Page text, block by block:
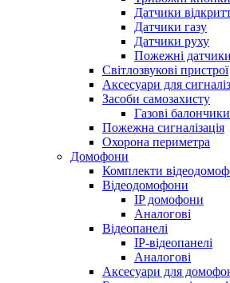
Датчики
Датчики газу
Датчики руху
Пожежні датчики
Світлозвукові пристрої
Аксесуари для
Засоби самозахисту
Газові балончики
Пожежна сигналізація
Охорона периметра
Домофони
Комплекти
Відеодомофони
IP домофони
Аналогові
Відеопанелі
IP-відеопанелі
Аналогові
Аксесуари для